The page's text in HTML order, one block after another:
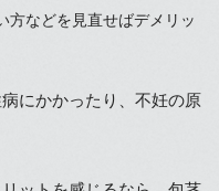
方などを見直せばデメリッ
にかかったり、不妊の原